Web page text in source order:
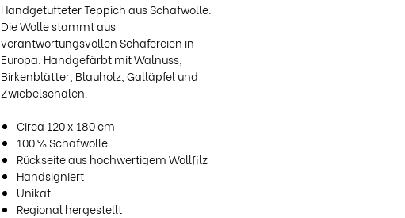
Handgetufteter Teppich aus Schafwolle.
Die Wolle stammt aus
verantwortungsvollen Schäfereien in
Europa. Handgefärbt mit Walnuss,
Birkenblätter, Blauholz, Galläpfel und
Zwiebelschalen.
Circa 120 x 180 cm
100 % Schafwolle
Rückseite aus hochwertigem Wollfilz
Handsigniert
Unikat
Regional hergestellt